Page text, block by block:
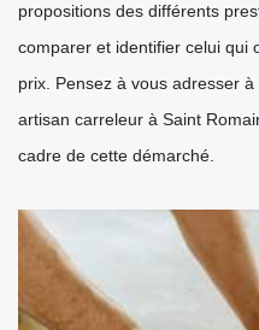
propositions des différents
comparer et identifier celui qui
prix. Pensez à vous adresser
artisan carreleur à Saint
cadre de cette démarché.